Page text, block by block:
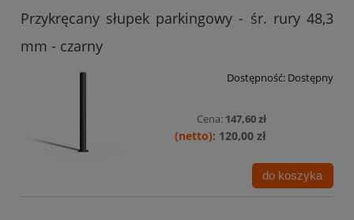
Przykręcany słupek parkingowy - śr. rury 48,3
mm - czarny
Dostępność: Dostępny
Cena: 147,60 zł
120,00 zł
do koszyka